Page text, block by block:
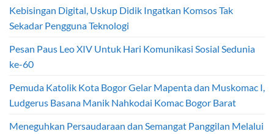
Kebisingan Digital, Uskup Didik Ingatkan Komsos Tak
Sekadar Pengguna Teknologi
Pesan Paus Leo XIV Untuk Hari Komunikasi Sosial Sedunia
ke-60
Pemuda Katolik Kota Bogor Gelar Mapenta dan Muskomac I,
Ludgerus Basana Manik Nahkodai Komac Bogor Barat
Meneguhkan Persaudaraan dan Semangat Panggilan Melalui